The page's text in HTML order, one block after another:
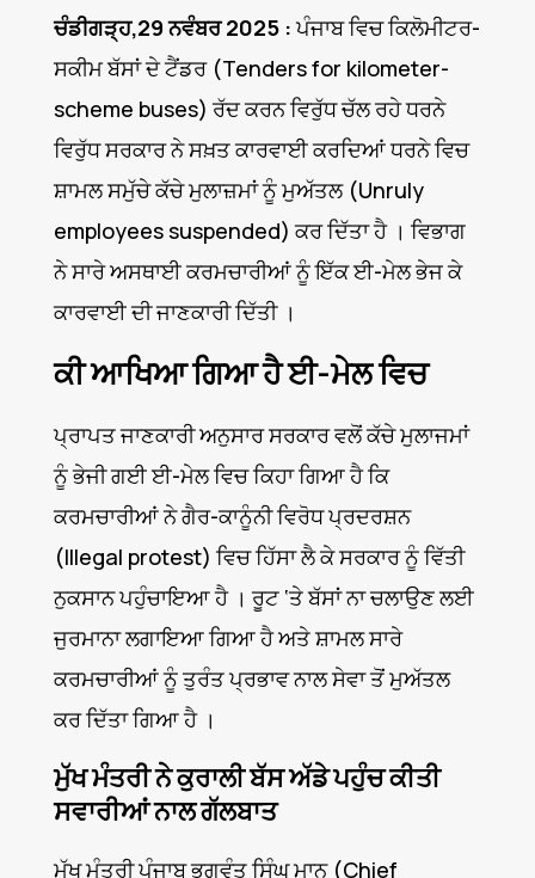
ਚੰਡੀਗੜ੍ਹ,29 ਨਵੰਬਰ 2025 :ਪੰਜਾਬ ਵਿਚ ਕਿਲੋਮੀਟਰ-
ਸਕੀਮ ਬੱਸਾਂ ਦੇ ਟੈਂਡਰ (Tenders for kilometer-
scheme buses) ਰੱਦ ਕਰਨ ਵਿਰੁੱਧ ਚੱਲ ਰਹੇ ਧਰਨੇ
ਵਿਰੁੱਧ ਸਰਕਾਰ ਨੇ ਸਖ਼ਤ ਕਾਰਵਾਈ ਕਰਦਿਆਂ ਧਰਨੇ ਵਿਚ
ਸ਼ਾਮਲ ਸਮੁੱਚੇ ਕੱਚੇ ਮੁਲਾਜ਼ਮਾਂ ਨੂੰ ਮੁਅੱਤਲ (Unruly
employees suspended) ਕਰ ਦਿੱਤਾ ਹੈ । ਵਿਭਾਗ
ਨੇ ਸਾਰੇ ਅਸਥਾਈ ਕਰਮਚਾਰੀਆਂ ਨੂੰ ਇੱਕ ਈ-ਮੇਲ ਭੇਜ ਕੇ
ਕਾਰਵਾਈ ਦੀ ਜਾਣਕਾਰੀ ਦਿੱਤੀ ।
ਕੀ ਆਖਿਆ ਗਿਆ ਹੈ ਈ-ਮੇਲ ਵਿਚ
ਪ੍ਰਾਪਤ ਜਾਣਕਾਰੀ ਅਨੁਸਾਰ ਸਰਕਾਰ ਵਲੋਂ ਕੱਚੇ ਮੁਲਾਜਮਾਂ
ਨੂੰ ਭੇਜੀ ਗਈ ਈ-ਮੇਲ ਵਿਚ ਕਿਹਾ ਗਿਆ ਹੈ ਕਿ
ਕਰਮਚਾਰੀਆਂ ਨੇ ਗੈਰ-ਕਾਨੂੰਨੀ ਵਿਰੋਧ ਪ੍ਰਦਰਸ਼ਨ
(Illegal protest) ਵਿਚ ਹਿੱਸਾ ਲੈ ਕੇ ਸਰਕਾਰ ਨੂੰ ਵਿੱਤੀ
ਨੁਕਸਾਨ ਪਹੁੰਚਾਇਆ ਹੈ । ਰੂਟ ‘ਤੇ ਬੱਸਾਂ ਨਾ ਚਲਾਉਣ ਲਈ
ਜੁਰਮਾਨਾ ਲਗਾਇਆ ਗਿਆ ਹੈ ਅਤੇ ਸ਼ਾਮਲ ਸਾਰੇ
ਕਰਮਚਾਰੀਆਂ ਨੂੰ ਤੁਰੰਤ ਪ੍ਰਭਾਵ ਨਾਲ ਸੇਵਾ ਤੋਂ ਮੁਅੱਤਲ
ਕਰ ਦਿੱਤਾ ਗਿਆ ਹੈ ।
ਮੁੱਖ ਮੰਤਰੀ ਨੇ ਕੁਰਾਲੀ ਬੱਸ ਅੱਡੇ ਪਹੁੰਚ ਕੀਤੀ
ਸਵਾਰੀਆਂ ਨਾਲ ਗੱਲਬਾਤ
ਮੁੱਖ ਮੰਤਰੀ ਪੰਜਾਬ ਭਗਵੰਤ ਸਿੰਘ ਮਾਨ (Chief